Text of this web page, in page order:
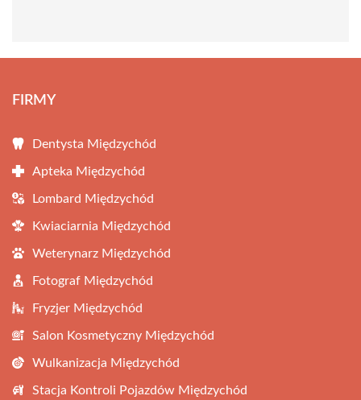
FIRMY
Dentysta Międzychód
Apteka Międzychód
Lombard Międzychód
Kwiaciarnia Międzychód
Weterynarz Międzychód
Fotograf Międzychód
Fryzjer Międzychód
Salon Kosmetyczny Międzychód
Wulkanizacja Międzychód
Stacja Kontroli Pojazdów Międzychód